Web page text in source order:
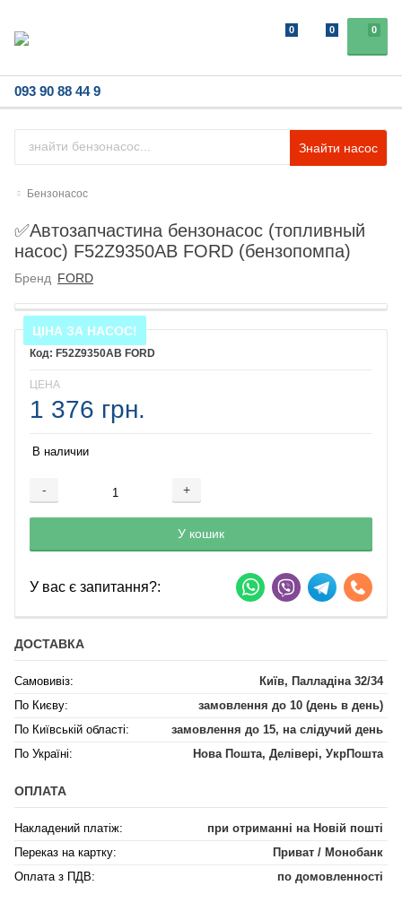
0
0 0
093 90 88 44 9
Знайти насос
Бензонасос
✅Автозапчастина бензонасос (топливный
насос) F52Z9350AB FORD (бензопомпа)
Бренд FORD
ЦІНА ЗА НАСОС!
F52Z9350AB FORD
ЦЕНА
1 376 грн.
В наличии
- +
Добавляется...
У кошик
Добавлен
У вас є запитання?:
ДОСТАВКА
Самовивіз:
Київ, Палладіна 32/34
По Києву:
замовлення до 10 (день в день)
По Київській області:
замовлення до 15, на слідучий день
По Україні:
Нова Пошта, Делівері, УкрПошта
ОПЛАТА
Накладений платіж:
при отриманні на Новій пошті
Переказ на картку:
Приват / Монобанк
Оплата з ПДВ:
по домовленності